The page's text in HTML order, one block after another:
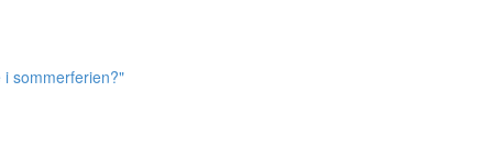
i sommerferien?"